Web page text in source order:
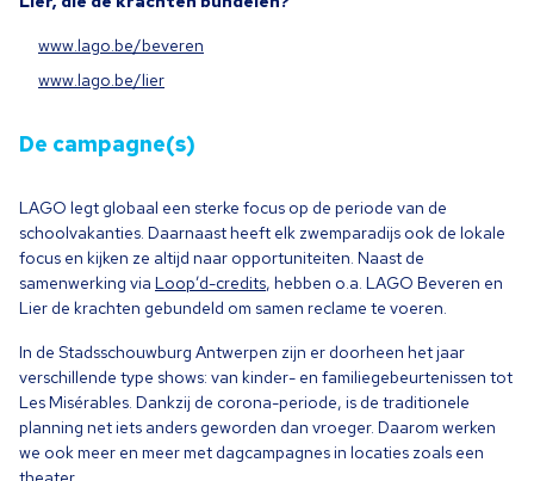
www​.lago​.be/​b​e​veren
www​.lago​.be/lier
De campagne(s)
LAGO legt globaal een sterke focus op de periode van de
schoolvakanties. Daarnaast heeft elk zwemparadijs ook de lokale
focus en kijken ze altijd naar opportuniteiten. Naast de
samenwerking via Loop’d-credits, hebben o.a. LAGO Beveren en
Lier de krachten gebundeld om samen reclame te voeren.
In de Stadsschouwburg Antwerpen zijn er doorheen het jaar
verschillende type shows: van kinder- en familiegebeurtenissen tot
Les Misérables. Dankzij de corona-periode, is de traditionele
planning net iets anders geworden dan vroeger. Daarom werken
we ook meer en meer met dagcampagnes in locaties zoals een